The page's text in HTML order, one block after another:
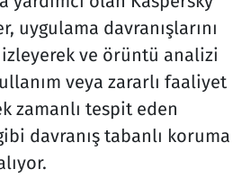
uygulama davranışlarını
ve örüntü analizi
veya zararlı faaliyet
zamanlı tespit eden
davranış tabanlı koruma